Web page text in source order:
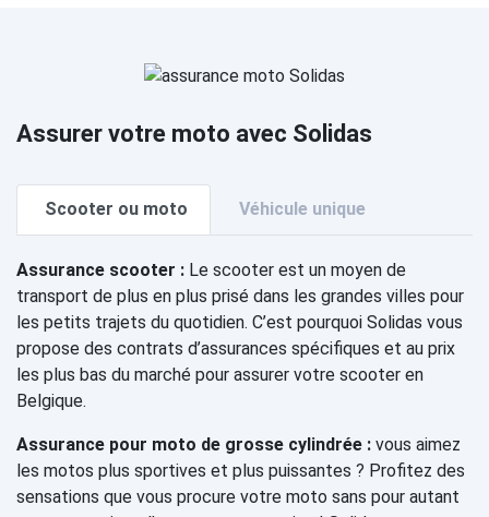
Assurer votre moto avec Solidas
Scooter ou moto Véhicule unique
Assurance scooter : Le scooter est un moyen de
transport de plus en plus prisé dans les grandes villes pour
les petits trajets du quotidien. C’est pourquoi Solidas vous
propose des contrats d’assurances spécifiques et au prix
les plus bas du marché pour assurer votre scooter en
Belgique.
Assurance pour moto de grosse cylindrée : vous aimez
les motos plus sportives et plus puissantes ? Profitez des
sensations que vous procure votre moto sans pour autant